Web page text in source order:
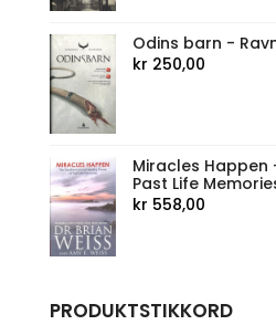
Odins barn -
kr 250,00
Miracles Happen
Past Life
kr 558,00
PRODUKTSTIKKORD